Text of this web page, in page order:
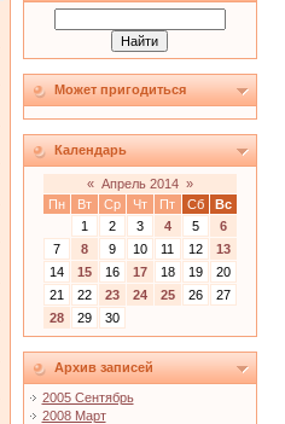
Может пригодиться
Календарь
« Апрель 2014 »
Пн
Вт Ср Чт Пт Сб
Вс
1
2 3 4 5
6
7
8 9 10 11 12
13
14
15 16 17 18 19
20
21
22 23 24 25 26
27
28
29 30
Архив записей
2005 Сентябрь
2008 Март